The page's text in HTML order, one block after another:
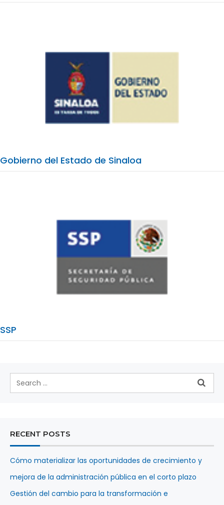
Gobierno del Estado de Sinaloa
SSP
RECENT POSTS
Cómo materializar las oportunidades de crecimiento y
mejora de la administración pública en el corto plazo
Gestión del cambio para la transformación e